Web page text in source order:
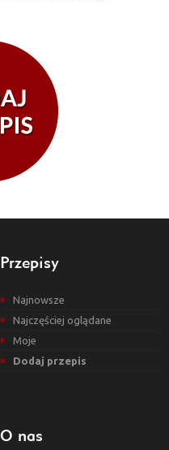
Przepisy
Najnowsze
Najczęściej oglądane
Moje
Dodaj przepis
O nas